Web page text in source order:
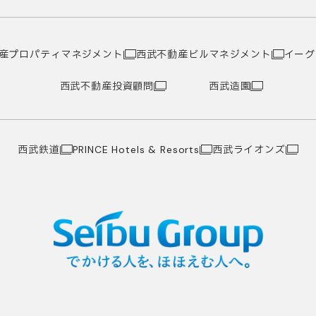
プロパティマネジメント 西武不動産ビルマネジメント イー
西武不動産投資顧問 西武造園
西武鉄道 PRINCE Hotels & Resorts 西武ライオンズ